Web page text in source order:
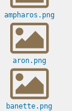
ampharos.png
aron.png
banette.png